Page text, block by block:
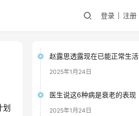
登录 注册
赵露思透露现在已能正常生活
2025年1月24日
医生说这6种病是衰老的表现
2025年1月24日